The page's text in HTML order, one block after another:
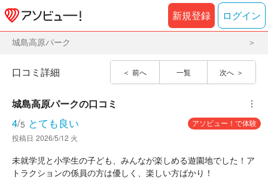
新規登録 ログイン
城島高原パーク
前へ 一覧 次へ
口コミ詳細
城島高原パークの口コミ ︙
4/5 とても良い
アソビュー！で体験
投稿日 2026/5/12 火
未就学児と小学生の子ども、みんなが楽しめる遊園地でした！ア
トラクションの係員の方は優しく、楽しい方ばかり！